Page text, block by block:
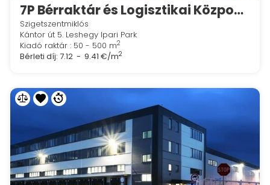
7P Bérraktár és Logisztikai Központ - Leshegy Ipari Park!
Szigetszentmiklós
Kántor út 5. Leshegy Ipari Park
Kiadó raktár : 50 - 500 m2
Bérleti díj: 7.12 - 9.41 €/m2